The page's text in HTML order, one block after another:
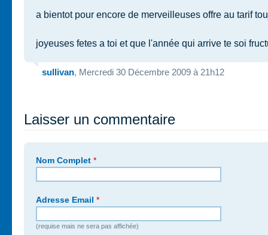
a bientot pour encore de merveilleuses offre au tarif
joyeuses fetes a toi et que l'année qui arrive te soi
sullivan, Mercredi 30 Décembre 2009 à 21h12
Laisser un commentaire
Nom Complet *
Adresse Email *
(requise mais ne sera pas affichée)